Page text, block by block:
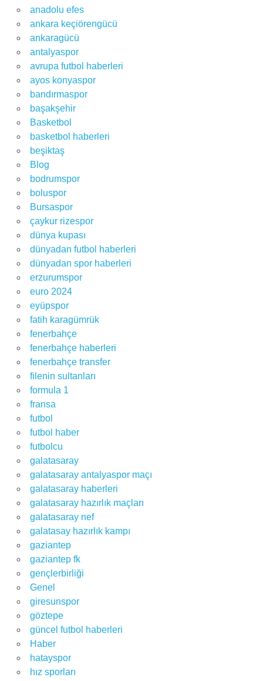
anadolu efes
ankara keçiörengücü
ankaragücü
antalyaspor
avrupa futbol haberleri
ayos konyaspor
bandırmaspor
başakşehir
Basketbol
basketbol haberleri
beşiktaş
Blog
bodrumspor
boluspor
Bursaspor
çaykur rizespor
dünya kupası
dünyadan futbol haberleri
dünyadan spor haberleri
erzurumspor
euro 2024
eyüpspor
fatih karagümrük
fenerbahçe
fenerbahçe haberleri
fenerbahçe transfer
filenin sultanları
formula 1
fransa
futbol
futbol haber
futbolcu
galatasaray
galatasaray antalyaspor maçı
galatasaray haberleri
galatasaray hazırlık maçları
galatasaray nef
galatasay hazırlık kampı
gaziantep
gaziantep fk
gençlerbirliği
Genel
giresunspor
göztepe
güncel futbol haberleri
Haber
hatayspor
hız sporları